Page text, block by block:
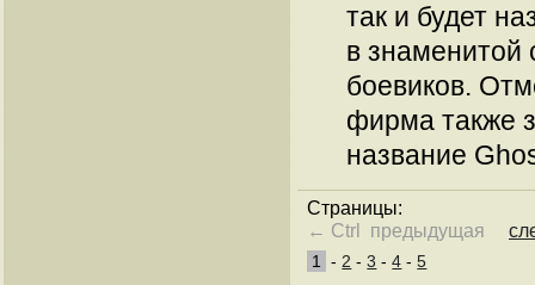
так и будет
в знаменитой
боевиков.
фирма также
название
Страницы:
← Ctrl предыдущая
1 - 2 -3 -4 -5